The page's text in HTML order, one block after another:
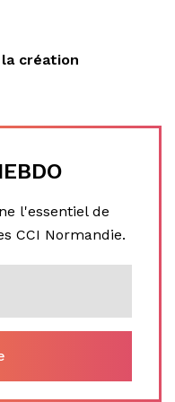
création
l'essentiel de
CCI Normandie.